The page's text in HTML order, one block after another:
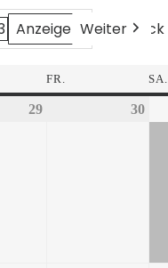
Zurück
Heute
Weiter
FR. SA.
29 30